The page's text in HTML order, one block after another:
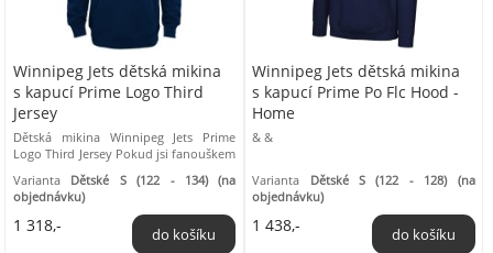
Winnipeg Jets dětská mikina
s kapucí Prime Logo Third
Jersey
Dětská mikina Winnipeg Jets Prime
Logo Third Jersey Pokud jsi fanouškem
týmu Winnipeg Jets, tak tato mikina
kolekce ...
Varianta Dětské S (122 - 134) (na
objednávku)
1 318,-
Winnipeg Jets dětská mikina
s kapucí Prime Po Flc Hood -
Home
& &
Varianta Dětské S (122 - 128) (na
objednávku)
1 438,-